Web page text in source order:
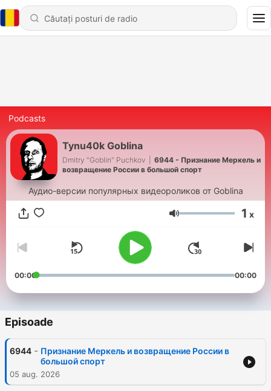
Podcasts
Tynu40k Goblina
Dmitry "Goblin" Puchkov
6944 - Признание Меркель и
возвращение России в большой спорт
Аудио-версии популярных видеороликов от Goblina
Volum 1 x
00:00 00:00
Episoade
6944 - Признание Меркель и возвращение России в
большой спорт
05 aug. 2026